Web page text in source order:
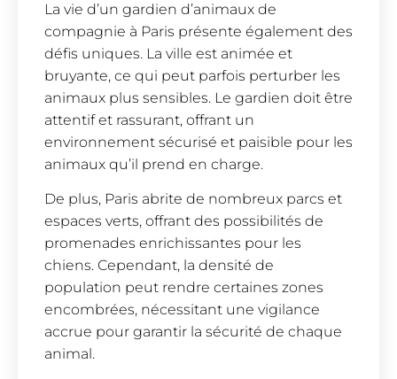
La vie d’un gardien d’animaux de
compagnie à Paris présente également des
défis uniques. La ville est animée et
bruyante, ce qui peut parfois perturber les
animaux plus sensibles. Le gardien doit être
attentif et rassurant, offrant un
environnement sécurisé et paisible pour les
animaux qu’il prend en charge.
De plus, Paris abrite de nombreux parcs et
espaces verts, offrant des possibilités de
promenades enrichissantes pour les
chiens. Cependant, la densité de
population peut rendre certaines zones
encombrées, nécessitant une vigilance
accrue pour garantir la sécurité de chaque
animal.